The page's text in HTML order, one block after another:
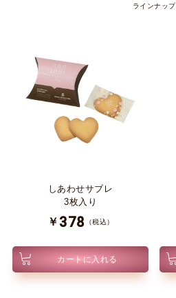
ラインナップ
しあわせサブレ
3枚入り
￥ 378 （税込）
カートに入れる